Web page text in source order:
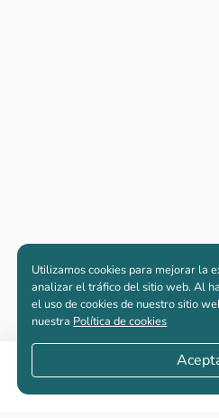
Compartir
Apartamentos nuevos
Utilizamos cookies para mejorar la
analizar el tráfico del sitio web. Al
el uso de cookies de nuestro sitio
nuestra Política de cookies